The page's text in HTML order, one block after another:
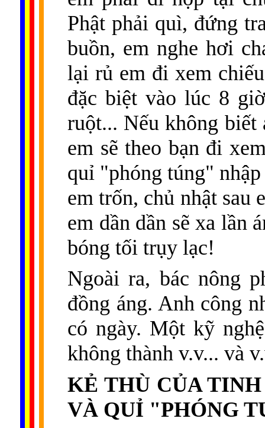
Phật phải quì, đứng
buồn, em nghe hơi
lại rủ em đi xem
đặc biệt vào lúc 8
ruột... Nếu không biết
em sẽ theo bạn đi
quỉ "phóng túng"
em trốn, chủ nhật sau
em dần dần sẽ xa lần
bóng tối trụy lạc!
Ngoài ra, bác nông
đồng áng. Anh công
có ngày. Một kỹ
không thành v.v... và
KẺ THÙ CỦA
VÀ QUỈ "PHÓNG